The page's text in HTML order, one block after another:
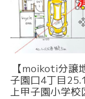
【moikoti分
子園口4丁目
上甲子園小学校